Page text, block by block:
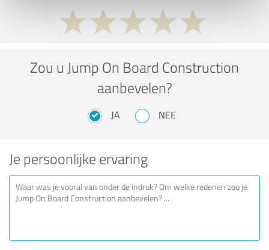
Zou u Jump On Board Construction
aanbevelen?
JA NEE
Je persoonlijke ervaring